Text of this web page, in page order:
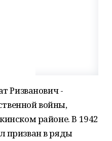
Ризванович -
войны,
районе. В 1942
призван в ряды